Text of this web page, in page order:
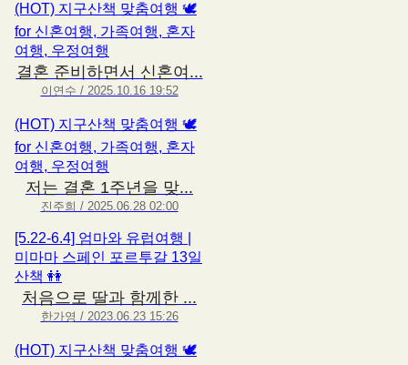
(HOT) 지구산책 맞춤여행 🕊
for 신혼여행, 가족여행, 혼자
여행, 우정여행
결혼 준비하면서 신혼여...
이연수 / 2025.10.16 19:52
(HOT) 지구산책 맞춤여행 🕊
for 신혼여행, 가족여행, 혼자
여행, 우정여행
저는 결혼 1주년을 맞...
진주희 / 2025.06.28 02:00
[5.22-6.4] 엄마와 유럽여행 |
미마마 스페인 포르투갈 13일
산책 👭
처음으로 딸과 함께한 ...
한가영 / 2023.06.23 15:26
(HOT) 지구산책 맞춤여행 🕊